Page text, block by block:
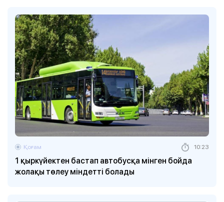
1 қыркүйектен бастап автобусқа мінген бойда
жолақы төлеу міндетті болады
Қоғам 10:23